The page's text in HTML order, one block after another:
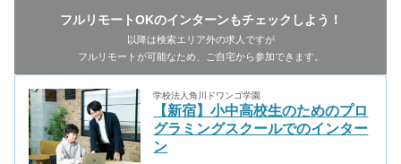
フルリモートOKのインターンもチェックしよう！
以降は検索エリア外の求人ですが
フルリモートが可能なため、ご自宅から参加できます。
学校法人角川ドワンゴ学園
【新宿】小中高校生のためのプロ
グラミングスクールでのインター
ン